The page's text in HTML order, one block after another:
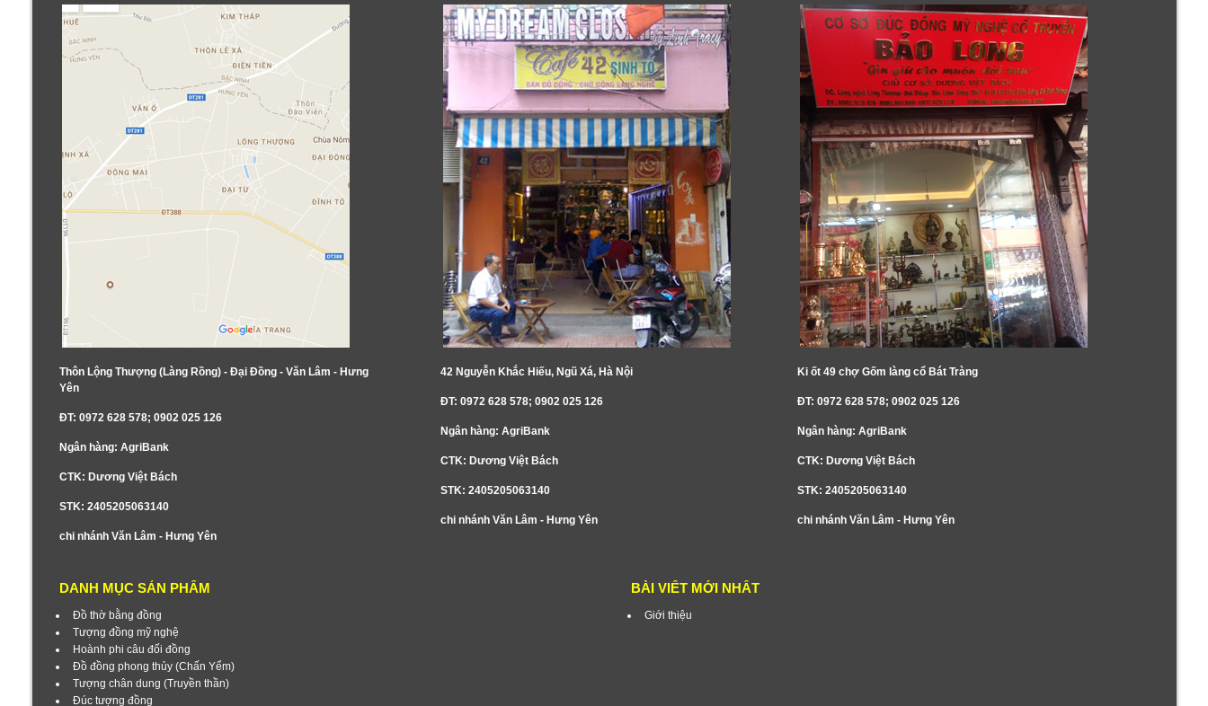
Thôn Lộng Thượng (Làng Rồng) - Đại Đồng - Văn Lâm - Hưng
Yên
ĐT: 0972 628 578; 0902 025 126
Ngân hàng: AgriBank
CTK: Dương Việt Bách
STK: 2405205063140
chi nhánh Văn Lâm - Hưng Yên
42 Nguyễn Khắc Hiếu, Ngũ Xá, Hà Nội
ĐT: 0972 628 578; 0902 025 126
Ngân hàng: AgriBank
CTK: Dương Việt Bách
STK: 2405205063140
chi nhánh Văn Lâm - Hưng Yên
Ki ốt 49 chợ Gốm làng cổ Bát Tràng
ĐT: 0972 628 578; 0902 025 126
Ngân hàng: AgriBank
CTK: Dương Việt Bách
STK: 2405205063140
chi nhánh Văn Lâm - Hưng Yên
DANH MỤC SẢN PHẨM
Đồ thờ bằng đồng
Tượng đồng mỹ nghệ
Hoành phi câu đối đồng
Đồ đồng phong thủy (Chấn Yểm)
Tượng chân dung (Truyền thần)
Đúc tượng đồng
BÀI VIẾT MỚI NHẤT
Giới thiệu